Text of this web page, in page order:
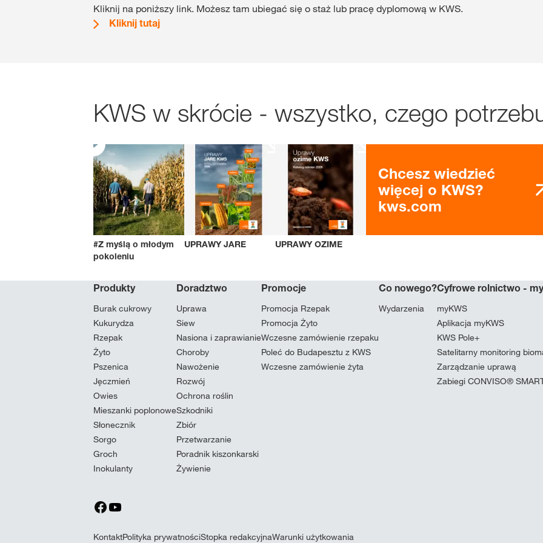
Kliknij na poniższy link. Możesz tam ubiegać się o staż lub pracę dyplomową w KWS.
Kliknij tutaj
KWS w skrócie - wszystko, czego
#Z myślą o młodym
pokoleniu
UPRAWY JARE UPRAWY OZIME
Chcesz wiedzieć
więcej o KWS?
kws.com
Produkty
Burak cukrowy
Kukurydza
Rzepak
Żyto
Pszenica
Jęczmień
Owies
Mieszanki poplonowe
Słonecznik
Sorgo
Groch
Inokulanty
Doradztwo
Uprawa
Siew
Nasiona i zaprawianie
Choroby
Nawożenie
Rozwój
Ochrona roślin
Szkodniki
Zbiór
Przetwarzanie
Poradnik kiszonkarski
Żywienie
Promocje
Promocja Rzepak
Promocja Żyto
Wczesne zamówienie rzepaku
Poleć do Budapesztu z KWS
Wczesne zamówienie żyta
Co nowego?
Wydarzenia
Cyfrowe rolnictwo -
myKWS
Aplikacja myKWS
KWS Pole+
Satelitarny monitoring
Zarządzanie uprawą
Zabiegi CONVISO®
KontaktPolityka prywatnościStopka redakcyjnaWarunki użytkowania